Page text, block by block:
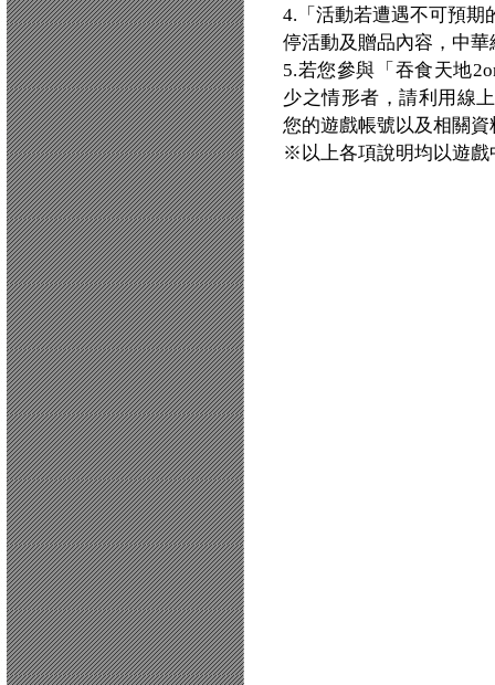
4.「活動若遭遇不可預期
停活動及贈品內容，中
5.若您參與「吞食天地
少之情形者，請利用線
您的遊戲帳號以及相關
※以上各項說明均以遊戲